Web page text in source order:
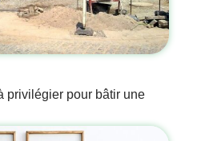
privilégier pour bâtir une